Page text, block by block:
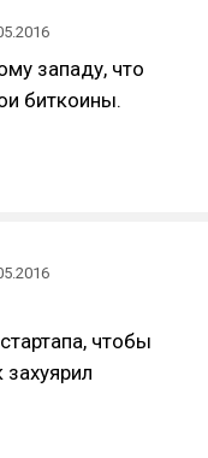
западу, что
биткоины.
чтобы